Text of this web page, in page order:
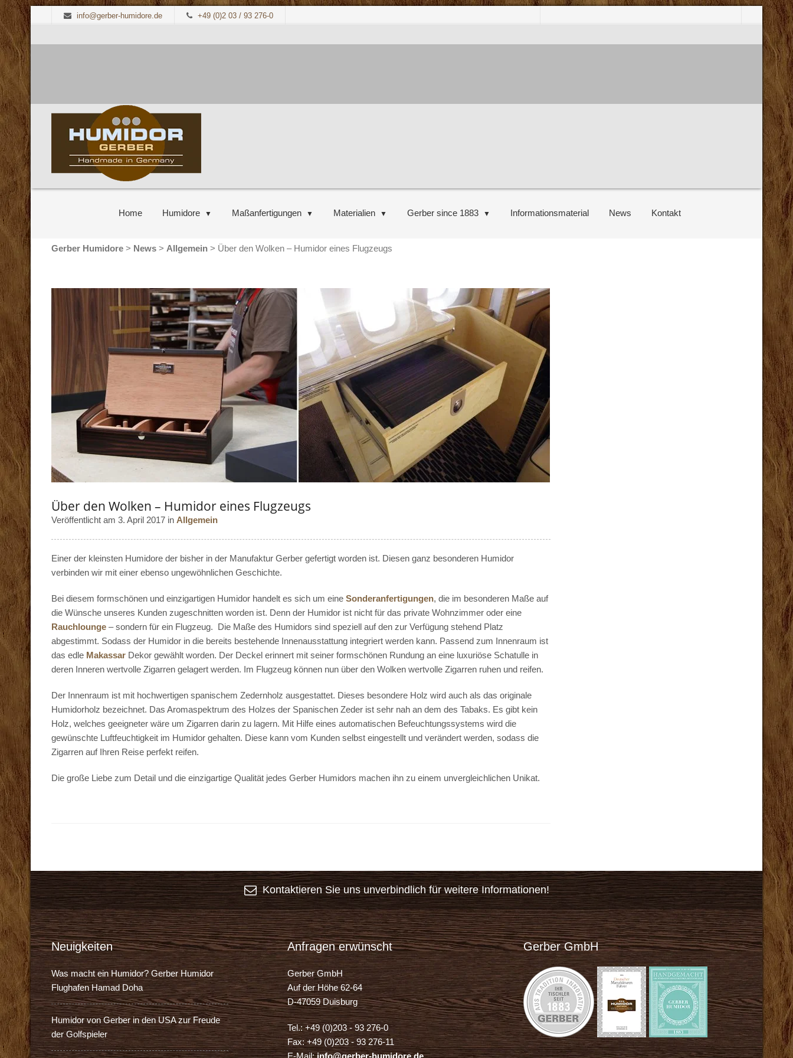
info@gerber-humidore.de +49 (0)2 03 / 93 276-0
Home Humidore Maßanfertigungen Materialien Gerber since 1883 Informationsmaterial News Kontakt
Gerber Humidore > News > Allgemein > Über den Wolken – Humidor eines Flugzeugs
Über den Wolken – Humidor eines Flugzeugs
Veröffentlicht am 3. April 2017 in Allgemein
Einer der kleinsten Humidore der bisher in der Manufaktur Gerber gefertigt worden ist. Diesen ganz besonderen Humidor
verbinden wir mit einer ebenso ungewöhnlichen Geschichte.
Bei diesem formschönen und einzigartigen Humidor handelt es sich um eine Sonderanfertigungen, die im besonderen Maße auf
die Wünsche unseres Kunden zugeschnitten worden ist. Denn der Humidor ist nicht für das private Wohnzimmer oder eine
Rauchlounge – sondern für ein Flugzeug. Die Maße des Humidors sind speziell auf den zur Verfügung stehend Platz
abgestimmt. Sodass der Humidor in die bereits bestehende Innenausstattung integriert werden kann. Passend zum Innenraum ist
das edle Makassar Dekor gewählt worden. Der Deckel erinnert mit seiner formschönen Rundung an eine luxuriöse Schatulle in
deren Inneren wertvolle Zigarren gelagert werden. Im Flugzeug können nun über den Wolken wertvolle Zigarren ruhen und reifen.
Der Innenraum ist mit hochwertigen spanischem Zedernholz ausgestattet. Dieses besondere Holz wird auch als das originale
Humidorholz bezeichnet. Das Aromaspektrum des Holzes der Spanischen Zeder ist sehr nah an dem des Tabaks. Es gibt kein
Holz, welches geeigneter wäre um Zigarren darin zu lagern. Mit Hilfe eines automatischen Befeuchtungssystems wird die
gewünschte Luftfeuchtigkeit im Humidor gehalten. Diese kann vom Kunden selbst eingestellt und verändert werden, sodass die
Zigarren auf Ihren Reise perfekt reifen.
Die große Liebe zum Detail und die einzigartige Qualität jedes Gerber Humidors machen ihn zu einem unvergleichlichen Unikat.
Kontaktieren Sie uns unverbindlich für weitere Informationen!
Neuigkeiten
Was macht ein Humidor? Gerber Humidor
Flughafen Hamad Doha
Humidor von Gerber in den USA zur Freude
der Golfspieler
Anfragen erwünscht
Gerber GmbH
Auf der Höhe 62-64
D-47059 Duisburg
Tel.: +49 (0)203 - 93 276-0
Fax: +49 (0)203 - 93 276-11
E-Mail:info@gerber-humidore.de
Gerber GmbH